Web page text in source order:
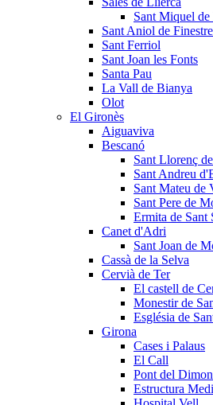
Sant Miquel
Sant Aniol de
Sant Ferriol
Sant Joan les Fonts
Santa Pau
La Vall de Bianya
Olot
El Gironès
Aiguaviva
Bescanó
Sant Llorenç
Sant Andreu
Sant Mateu de
Sant Pere de
Ermita de Sant
Canet d'Adri
Sant Joan de
Cassà de la Selva
Cervià de Ter
El castell de
Monestir de
Església de
Girona
Cases i Palaus
El Call
Pont del
Estructura